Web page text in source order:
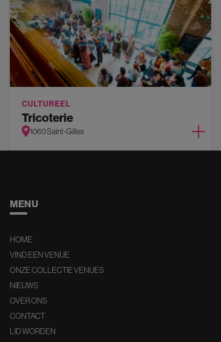
CULTUREEL
Tricoterie
1060 Saint-Gilles
MENU
HOME
VIND EEN VENUE
ONZE COLLECTIE VENUES
NIEUWS
OVER ONS
CONTACT
LID WORDEN